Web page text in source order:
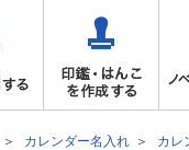
カレンダー名入れ カレ